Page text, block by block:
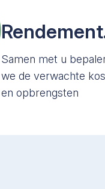
Samen met u
we de verwachte
en opbrengsten